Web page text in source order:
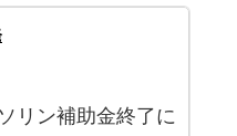
リン補助金終了に